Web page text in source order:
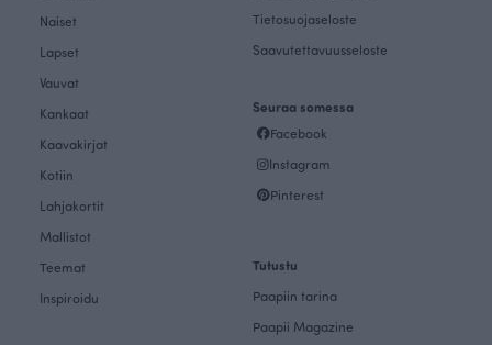
Naiset
Lapset
Vauvat
Kankaat
Kaavakirjat
Kotiin
Lahjakortit
Mallistot
Teemat
Inspiroidu
Tietosuojaseloste
Saavutettavuusseloste
Seuraa somessa
Facebook
Instagram
Pinterest
Tutustu
Paapiin tarina
Paapii Magazine